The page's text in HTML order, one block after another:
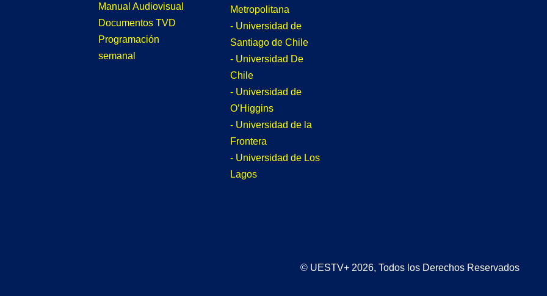
Manual Audiovisual
Documentos TVD
Programación
semanal
Metropolitana
- Universidad de
Santiago de Chile
- Universidad De
Chile
- Universidad de
O’Higgins
- Universidad de la
Frontera
- Universidad de Los
Lagos
© UESTV+ 2026, Todos los Derechos Reservados